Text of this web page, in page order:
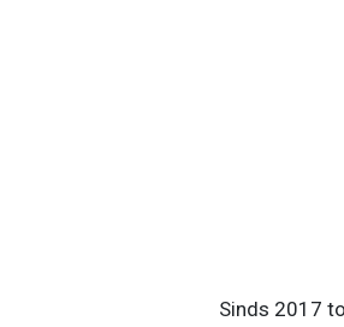
Sinds 2017